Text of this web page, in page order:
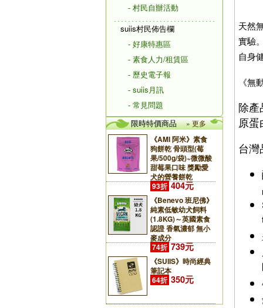
- 村民自辦活動
suiis村民佈告欄
- 好康特惠區
- 素食人力/租賃區
- 歷史電子報
- suiis月訊
- 常見問題
限時特價商品
» 更多
《AMI 阿米》素食
狗餅乾 骨頭型(莓
果/500g/袋)~微微酸
甜莓果口味 獎勵愛
犬的營養餅乾
93折 404元
《Benevo 班尼佛》
純素低敏幼犬飼料
(1.8KG)～英國素食
認證 香氣濃郁 無小
麥成分
74折 739元
《SUIIS》時尚經典
筆記本
64折 350元
天然
實驗
自身
《無
除產
原
台灣